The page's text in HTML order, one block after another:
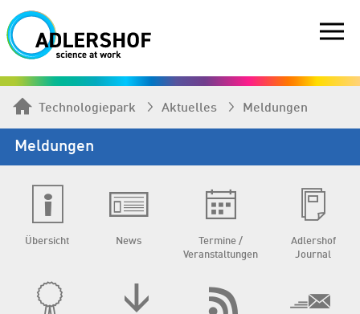
Technologiepark Aktuelles Meldungen
Meldungen
Übersicht News
Termine /
Veranstaltungen
Adlershof
Journal